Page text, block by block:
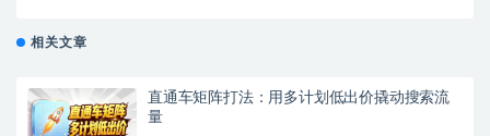
相关文章
直通车矩阵打法：用多计划低出价撬动搜索流
量